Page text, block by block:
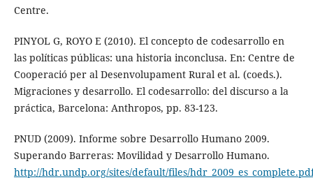
Centre.
PINYOL G, ROYO E (2010). El concepto de codesarrollo en
las políticas públicas: una historia inconclusa. En: Centre de
Cooperació per al Desenvolupament Rural et al. (coeds.).
Migraciones y desarrollo. El codesarrollo: del discurso a la
práctica, Barcelona: Anthropos, pp. 83-123.
PNUD (2009). Informe sobre Desarrollo Humano 2009.
Superando Barreras: Movilidad y Desarrollo Humano.
http://hdr.undp.org/sites/default/files/